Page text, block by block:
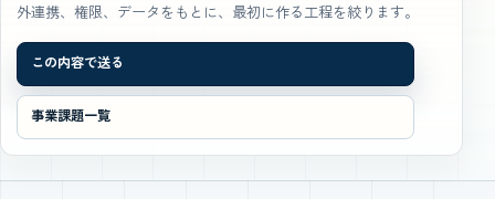
外連携、権限、データをもとに、最初に作る工程を絞ります。
この内容で送る
事業課題一覧